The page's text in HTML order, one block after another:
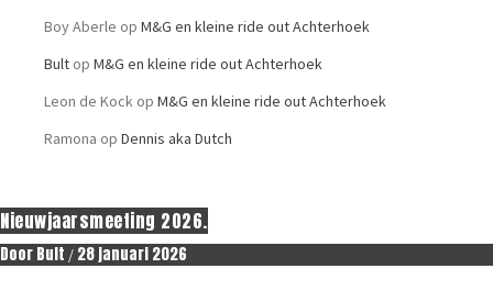
Boy Aberle op M&G en kleine ride out Achterhoek
Bult op M&G en kleine ride out Achterhoek
Leon de Kock op M&G en kleine ride out Achterhoek
Ramona op Dennis aka Dutch
Nieuwjaarsmeeting 2026.
DoorBult / 28 januari 2026